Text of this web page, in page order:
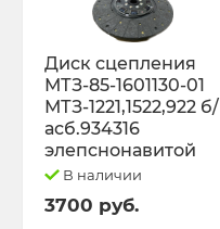
Диск сцепления
МТЗ-85-1601130-01
МТЗ-1221,1522,922 б/
асб.934316
элепснонавитой
В наличии
3700 руб.